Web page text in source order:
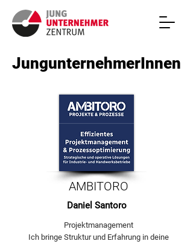
JungunternehmerInnen
AMBITORO
Daniel Santoro
Projektmanagement
Ich bringe Struktur und Erfahrung in deine